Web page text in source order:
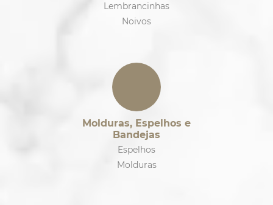
Lembrancinhas
Noivos
Molduras, Espelhos e
Bandejas
Espelhos
Molduras